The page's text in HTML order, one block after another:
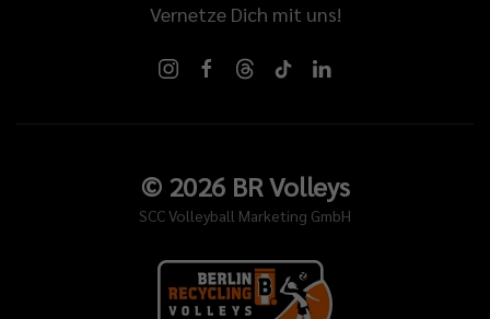
Vernetze Dich mit uns!
© 2026BR Volleys
SCC Volleyball Marketing GmbH